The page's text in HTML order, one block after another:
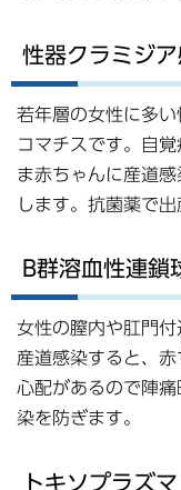
性器クラミジ
若年層の女性に多
コマチスです。自
ま赤ちゃんに産道
します。抗菌薬で出
B群溶血性連鎖
女性の膣内や肛門付
産道感染すると、
心配があるので陣
染を防ぎます。
トキソプラズマ